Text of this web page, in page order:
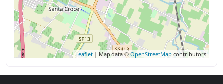
Leaflet | Map data ©OpenStreetMap contributors